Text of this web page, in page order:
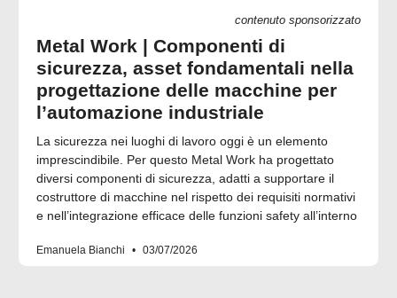
contenuto sponsorizzato
Metal Work | Componenti di
sicurezza, asset fondamentali nella
progettazione delle macchine per
l’automazione industriale
La sicurezza nei luoghi di lavoro oggi è un elemento
imprescindibile. Per questo Metal Work ha progettato
diversi componenti di sicurezza, adatti a supportare il
costruttore di macchine nel rispetto dei requisiti normativi
e nell’integrazione efficace delle funzioni safety all’interno
Emanuela Bianchi 03/07/2026